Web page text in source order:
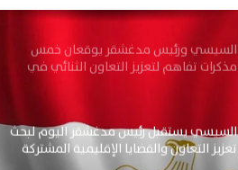
السيسي ورئيس مدغشقر يوقعان خمس
مذكرات تفاهم لتعزيز التعاون الثنائي في
السيسي يستقبل رئيس مدغشقر اليوم لبحث
تعزيز التعاون والقضايا الإقليمية المشتركة